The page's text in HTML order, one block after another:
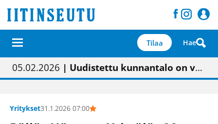
Tilaa Hae
01.02.2026 | Painon vaihtumisen pitäisi näkyä hieman parempana painojäljen laatuna lehdessä
05.02.2026 | Uudistettu kunnantalo on valoisa
23.04.2026 | “Olemme käynnistämässä uudelleen keskustavisiotyön”
09.05.2026| "Maalla on totuttu elämään omavaraisemmin kuin kaupungissa"
Yritykset31.1.2026 07:00